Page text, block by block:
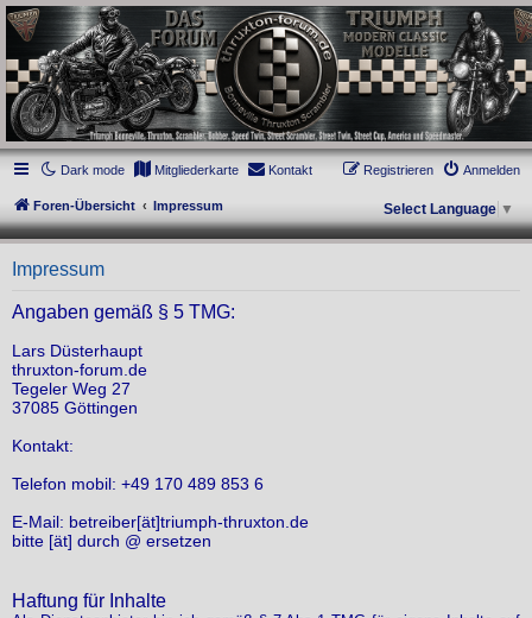
thruxton-forum.de
DAS FORUM! Alles rund um die Triumph Modern Classic Modelle. Das Forum für
die New Bonneville Baureihen ab BJ 2001. Triumph Bonneville, Thruxton,
Scrambler, Bobber, Speed Twin, Street Scrambler, Street Twin, Street Cup, America
und Speedmaster.
Dark mode
Mitgliederkarte Kontakt Anmelden
Registrieren
Foren-Übersicht Impressum Select Language ▼
Impressum
Angaben gemäß § 5 TMG:
Lars Düsterhaupt
thruxton-forum.de
Tegeler Weg 27
37085 Göttingen
Kontakt:
Telefon mobil: +49 170 489 853 6
E-Mail: betreiber[ät]triumph-thruxton.de
bitte [ät] durch @ ersetzen
Haftung für Inhalte